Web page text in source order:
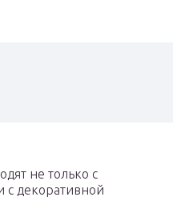
не только с
с декоративной